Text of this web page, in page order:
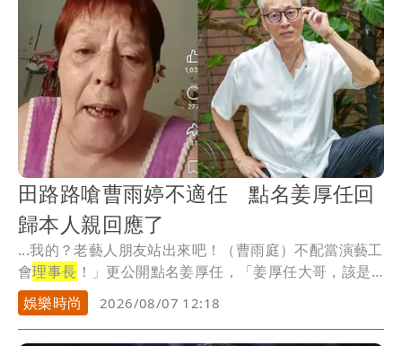
田路路嗆曹雨婷不適任 點名姜厚任回
歸本人親回應了
...我的？老藝人朋友站出來吧！（曹雨庭）不配當演藝工
會理事長 ！」更公開點名姜厚任，「姜厚任大哥，該是
你出...
娛樂時尚 2026/08/07 12:18